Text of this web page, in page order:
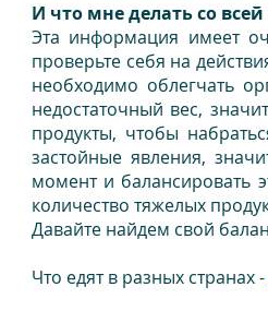
И что мне делать со
Эта информация имеет
проверьте себя на
необходимо облегчать
недостаточный вес,
продукты, чтобы
застойные явления,
момент и балансировать
количество тяжелых
Давайте найдем свой
Что едят в разных странах -